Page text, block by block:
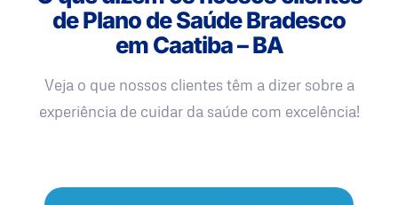
de Plano de Saúde Bradesco
em Caatiba – BA
Veja o que nossos clientes têm a dizer sobre a
experiência de cuidar da saúde com excelência!